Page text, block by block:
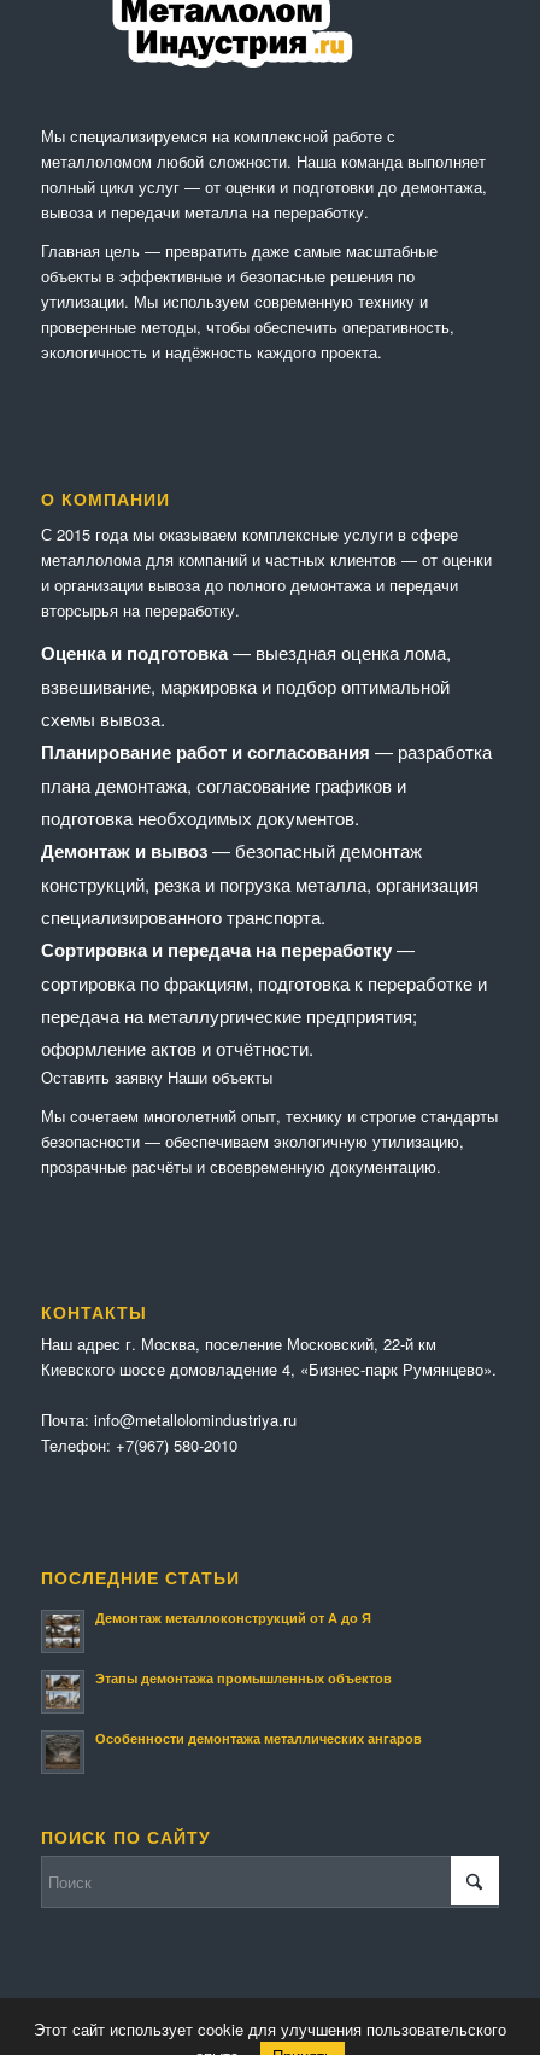
Мы специализируемся на комплексной работе с
металлоломом любой сложности. Наша команда выполняет
полный цикл услуг — от оценки и подготовки до демонтажа,
вывоза и передачи металла на переработку.
Главная цель — превратить даже самые масштабные
объекты в эффективные и безопасные решения по
утилизации. Мы используем современную технику и
проверенные методы, чтобы обеспечить оперативность,
экологичность и надёжность каждого проекта.
О КОМПАНИИ
С 2015 года мы оказываем комплексные услуги в сфере
металлолома для компаний и частных клиентов — от оценки
и организации вывоза до полного демонтажа и передачи
вторсырья на переработку.
Оценка и подготовка— выездная оценка лома,
взвешивание, маркировка и подбор оптимальной
схемы вывоза.
Планирование работ и согласования — разработка
плана демонтажа, согласование графиков и
подготовка необходимых документов.
Демонтаж и вывоз— безопасный демонтаж
конструкций, резка и погрузка металла, организация
специализированного транспорта.
Сортировка и передача на переработку—
сортировка по фракциям, подготовка к переработке и
передача на металлургические предприятия;
оформление актов и отчётности.
Оставить заявку Наши объекты
Мы сочетaем многолетний опыт, технику и строгие стандарты
безопасности — обеспечиваем экологичную утилизацию,
прозрачные расчёты и своевременную документацию.
КОНТАКТЫ
Наш адрес г. Москва, поселение Московский, 22-й км
Киевского шоссе домовладение 4, «Бизнес-парк Румянцево».
Почта: info@metallolomindustriya.ru
Телефон: +7(967) 580-2010
ПОСЛЕДНИЕ СТАТЬИ
Демонтаж металлоконструкций от А до Я
Этапы демонтажа промышленных объектов
Особенности демонтажа металлических ангаров
ПОИСК ПО САЙТУ
© Копирайт - Металлолом.Персональные данные-Enfold Theme by Kriesi
Этот сайт использует cookie для улучшения пользовательского